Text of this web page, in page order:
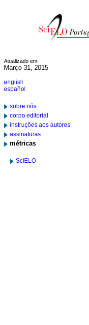
Atualizado em
Março 31, 2015
english
español
sobre nós
corpo editorial
instruções aos autores
assinaturas
métricas
SciELO